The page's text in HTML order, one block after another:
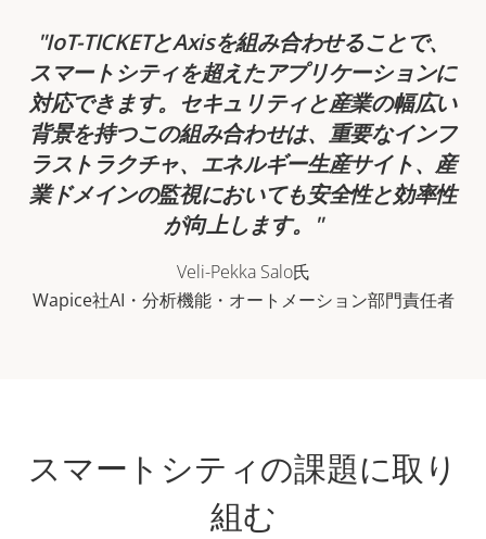
IoT-TICKETとAxisを組み合わせることで、
スマートシティを超えたアプリケーションに
対応できます。セキュリティと産業の幅広い
背景を持つこの組み合わせは、重要なインフ
ラストラクチャ、エネルギー生産サイト、産
業ドメインの監視においても安全性と効率性
が向上します。
Veli-Pekka Salo氏
Wapice社AI・分析機能・オートメーション部門責任者
スマートシティの課題に取り
組む